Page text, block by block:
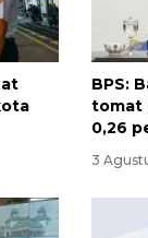
BPS:
tomat
0,26
3
Distribusi
pertanian di
12 jam lalu